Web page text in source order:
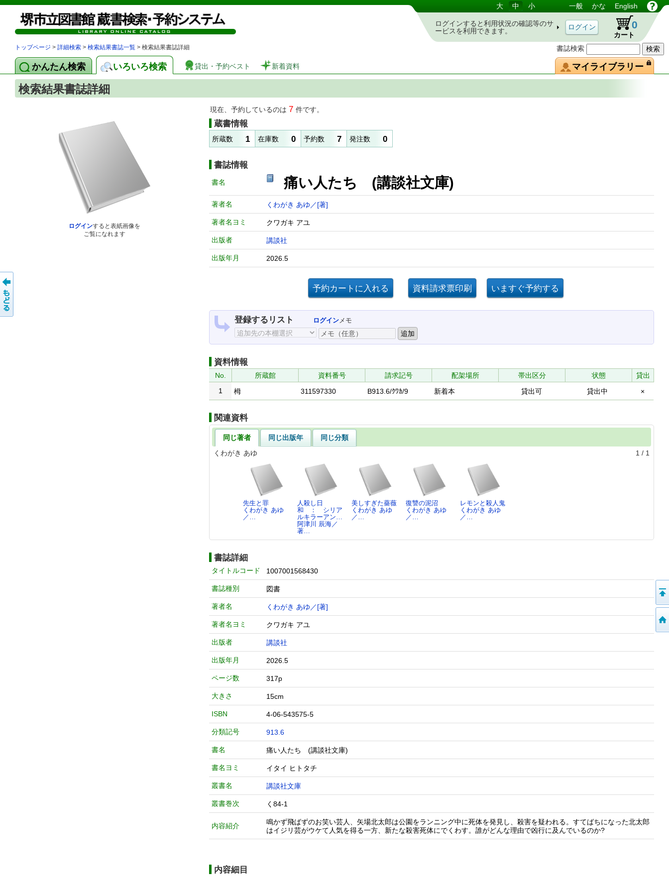
図書館 蔵書検索・予約システム
書誌検索
大 中 小 一般 かな English
ログインすると利用状況の確認等のサ
ービスを利用できます。
カート
0
トップページ > 詳細検索 > 検索結果書誌一覧 > 検索結果書誌詳細
かんたん検索 いろいろ検索 貸出・予約ベスト 新着資料 マイライブラリー
検索結果書誌詳細
ログインすると表紙画像を
ご覧になれます
現在、予約しているのは 7 件です。
蔵書情報
所蔵数 1 在庫数 0 予約数 7 発注数 0
書誌情報
書名 痛い人たち (講談社文庫)
著者名 くわがき あゆ／[著]
著者名ヨミ クワガキ アユ
出版者 講談社
出版年月 2026.5
登録するリスト ログインメモ
資料情報
No. 所蔵館 資料番号 請求記号 配架場所 帯出区分 状態
貸出
1
栂 311597330 B913.6/ｸﾜｶ/9 新着本 貸出可 貸出中 ×
関連資料
同じ著者 同じ出版年
同じ分類
くわがき あゆ
1 / 1
先生と罪
くわがき あゆ
／…
人殺し日
和 ： シリア
ルキラーアン…
阿津川 辰海／
著…
美しすぎた薔薇
くわがき あゆ
／…
復讐の泥沼
くわがき あゆ
／…
レモンと殺人鬼
くわがき あゆ
／…
書誌詳細
タイトルコード 1007001568430
書誌種別 図書
著者名 くわがき あゆ／[著]
著者名ヨミ クワガキ アユ
出版者 講談社
出版年月 2026.5
ページ数 317p
大きさ 15cm
ISBN 4-06-543575-5
分類記号 913.6
書名 痛い人たち (講談社文庫)
書名ヨミ イタイ ヒトタチ
叢書名 講談社文庫
叢書巻次 く84-1
内容紹介
鳴かず飛ばずのお笑い芸人、矢場北太郎は公園をランニング中に死体を発見し、殺害を疑われる。すてばちになった北太郎
はイジリ芸がウケて人気を得る一方、新たな殺害死体にでくわす。誰がどんな理由で凶行に及んでいるのか?
内容細目